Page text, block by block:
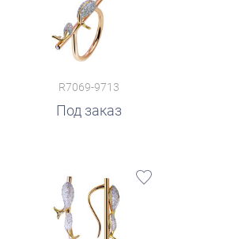
R7069-9713
Под заказ